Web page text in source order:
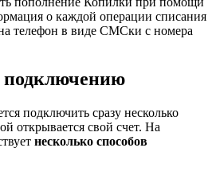
о каждой операции списания
телефон в виде СМСки с номера
подключить сразу несколько
открывается свой счет. На
несколько способов